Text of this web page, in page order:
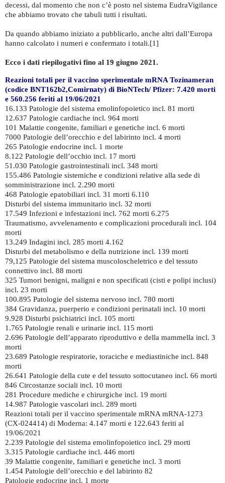
decessi, dal momento che non c’è posto nel sistema EudraVigilance
che abbiamo trovato che tabuli tutti i risultati.
Da quando abbiamo iniziato a pubblicarlo, anche altri dall’Europa
hanno calcolato i numeri e confermato i totali.[1]
Ecco i dati riepilogativi fino al 19 giugno 2021.
Reazioni totali per il vaccino sperimentale mRNA Tozinameran
(codice BNT162b2,Comirnaty) di BioNTech/ Pfizer: 7.420 morti
e 560.256 feriti al 19/06/2021
16.133 Patologie del sistema emolinfopoietico incl. 81 morti
12.637 Patologie cardiache incl. 964 morti
101 Malattie congenite, familiari e genetiche incl. 6 morti
7000 Patologie dell’orecchio e del labirinto incl. 4 morti
265 Patologie endocrine incl. 1 morte
8.122 Patologie dell’occhio incl. 17 morti
51.030 Patologie gastrointestinali incl. 348 morti
155.486 Patologie sistemiche e condizioni relative alla sede di
somministrazione incl. 2.290 morti
468 Patologie epatobiliari incl. 31 morti 6.110
Disturbi del sistema immunitario incl. 32 morti
17.549 Infezioni e infestazioni incl. 762 morti 6.275
Traumatismo, avvelenamento e complicazioni procedurali incl. 104
morti
13.249 Indagini incl. 285 morti 4.162
Disturbi del metabolismo e della nutrizione incl. 139 morti
79,125 Patologie del sistema muscoloscheletrico e del tessuto
connettivo incl. 88 morti
325 Tumori benigni, maligni e non specificati (cisti e polipi inclusi)
incl. 23 morti
100.895 Patologie del sistema nervoso incl. 780 morti
384 Gravidanza, puerperio e condizioni perinatali incl. 10 morti
9.928 Disturbi psichiatrici incl. 105 morti
1.765 Patologie renali e urinarie incl. 115 morti
2.696 Patologie dell’apparato riproduttivo e della mammella incl. 3
morti
23.689 Patologie respiratorie, toraciche e mediastiniche incl. 848
morti
26.641 Patologie della cute e del tessuto sottocutaneo incl. 66 morti
846 Circostanze sociali incl. 10 morti
281 Procedure mediche e chirurgiche incl. 19 morti
14.987 Patologie vascolari incl. 289 morti
Reazioni totali per il vaccino sperimentale mRNA mRNA-1273
(CX-024414) di Moderna: 4.147 morti e 122.643 feriti al
19/06/2021
2.239 Patologie del sistema emolinfopoietico incl. 29 morti
3.315 Patologie cardiache incl. 446 morti
39 Malattie congenite, familiari e genetiche incl. 3 morti
1.454 Patologie dell’orecchio e del labirinto 82
Patologie endocrine incl. 1 morte